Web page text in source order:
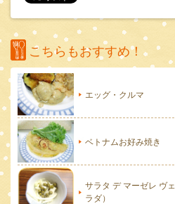
こちらもおすすめ！
エッグ・クルマ
ベトナムお好み焼き
サラタ デ マーゼレ ヴ
ラダ）